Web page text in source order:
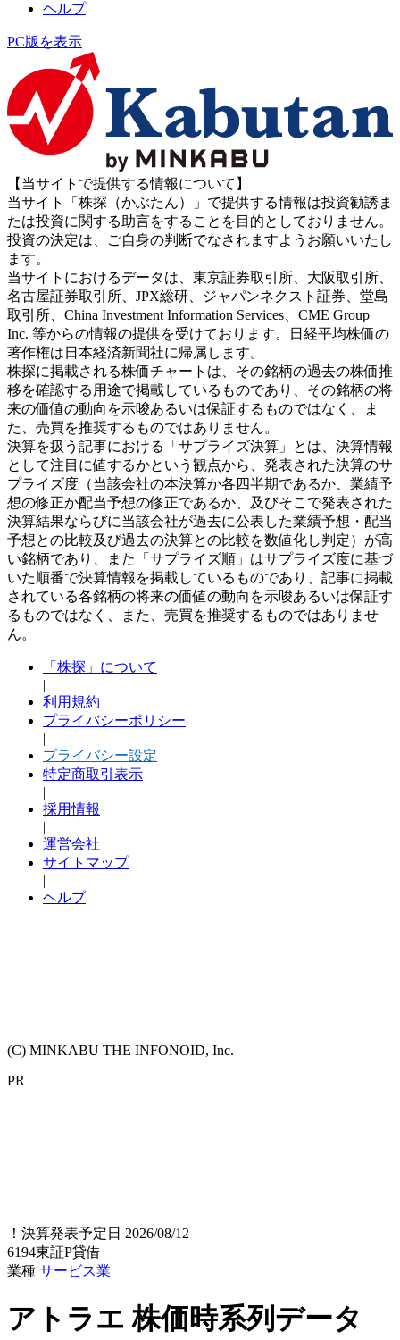
ヘルプ
PC版を表示
【当サイトで提供する情報について】
当サイト「株探（かぶたん）」で提供する情報は投資勧誘ま
たは投資に関する助言をすることを目的としておりません。
投資の決定は、ご自身の判断でなされますようお願いいたし
ます。
当サイトにおけるデータは、東京証券取引所、大阪取引所、
名古屋証券取引所、JPX総研、ジャパンネクスト証券、堂島
取引所、China Investment Information Services、CME Group
Inc. 等からの情報の提供を受けております。日経平均株価の
著作権は日本経済新聞社に帰属します。
株探に掲載される株価チャートは、その銘柄の過去の株価推
移を確認する用途で掲載しているものであり、その銘柄の将
来の価値の動向を示唆あるいは保証するものではなく、ま
た、売買を推奨するものではありません。
決算を扱う記事における「サプライズ決算」とは、決算情報
として注目に値するかという観点から、発表された決算のサ
プライズ度（当該会社の本決算か各四半期であるか、業績予
想の修正か配当予想の修正であるか、及びそこで発表された
決算結果ならびに当該会社が過去に公表した業績予想・配当
予想との比較及び過去の決算との比較を数値化し判定）が高
い銘柄であり、また「サプライズ順」はサプライズ度に基づ
いた順番で決算情報を掲載しているものであり、記事に掲載
されている各銘柄の将来の価値の動向を示唆あるいは保証す
るものではなく、また、売買を推奨するものではありませ
ん。
「株探」について
|
利用規約
プライバシーポリシー
|
プライバシー設定
特定商取引表示
|
採用情報
|
運営会社
サイトマップ
|
ヘルプ
(C) MINKABU THE INFONOID, Inc.
PR
！ 決算発表予定日 2026/08/12
6194東証P貸借
業種 サービス業
アトラエ株価時系列データ